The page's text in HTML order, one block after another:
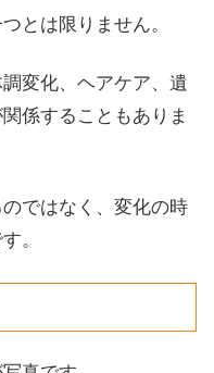
とは限りません。
変化、ヘアケア、遺
係することもありま
ではなく、変化の時
。